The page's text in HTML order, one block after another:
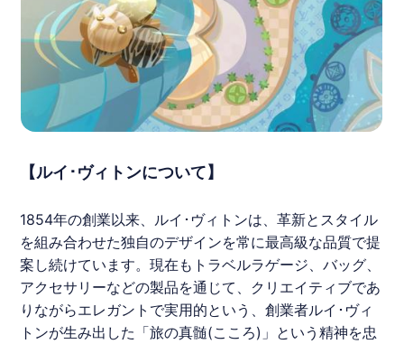
【ルイ･ヴィトンについて】
1854年の創業以来、 ルイ･ヴィトンは、革新とスタイル
を組み合わせた独自のデザインを常に最高級な品質で提
案し続けています。現在もトラベルラゲージ、バッグ、
アクセサリーなどの製品を通じて、クリエイティブであ
りながらエレガントで実用的という、創業者ルイ･ヴィ
トンが生み出した「旅の真髄(こころ)」という精神を忠